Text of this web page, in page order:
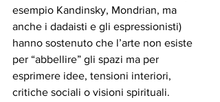
esempio Kandinsky, Mondrian, ma
anche i dadaisti e gli espressionisti)
hanno sostenuto che l’arte non esiste
per “abbellire” gli spazi ma per
esprimere idee, tensioni interiori,
critiche sociali o visioni spirituali.